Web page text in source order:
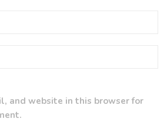
and website in this browser for